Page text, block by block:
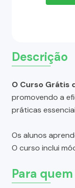
Descrição
O Curso Grátis
promovendo a
práticas
Os alunos
O curso inclui
Para